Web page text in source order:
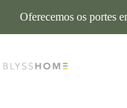
Oferecemos os portes